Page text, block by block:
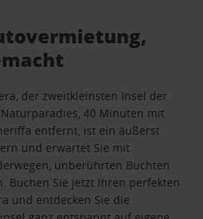
der zweitkleinsten Insel der
40 Minuten mit
entfernt, ist ein äußerst
und erwartet Sie mit
unberührten Buchten
Buchen Sie jetzt Ihren perfekten
und entdecken Sie die